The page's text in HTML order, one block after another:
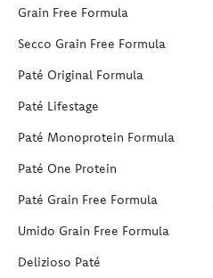
Grain Free Formula
Secco Grain Free Formula
Paté Original Formula
Paté Lifestage
Paté Monoprotein Formula
Paté One Protein
Paté Grain Free Formula
Umido Grain Free Formula
Delizioso Paté